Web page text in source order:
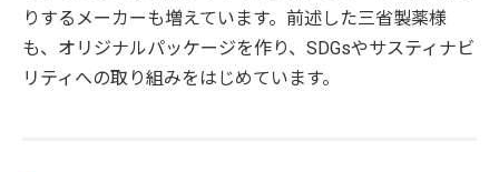
りするメーカーも増えています。前述した三省製薬様
も、オリジナルパッケージを作り、SDGsやサスティナビ
リティへの取り組みをはじめています。